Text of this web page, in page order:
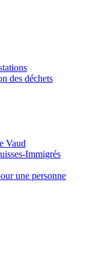
des déchets
Vaud
Immigrés
une personne